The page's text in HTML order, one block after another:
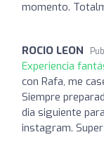
momento.
ROCIO LEON
Experiencia
con Rafa, me
Siempre
dia siguiente
instagram.